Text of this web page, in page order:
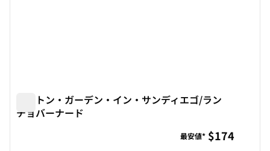
ヒルトン・ガーデン・イン・サンディエゴ/ラン
チョバーナード
最安値* $174